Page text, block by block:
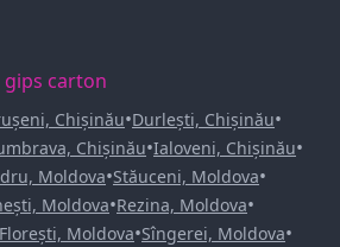
carton
Chișinău•Durlești, Chișinău•
Chișinău•Ialoveni, Chișinău•
Moldova•Stăuceni, Moldova•
Moldova•Rezina, Moldova•
Florești, Moldova•Sîngerei, Moldova•